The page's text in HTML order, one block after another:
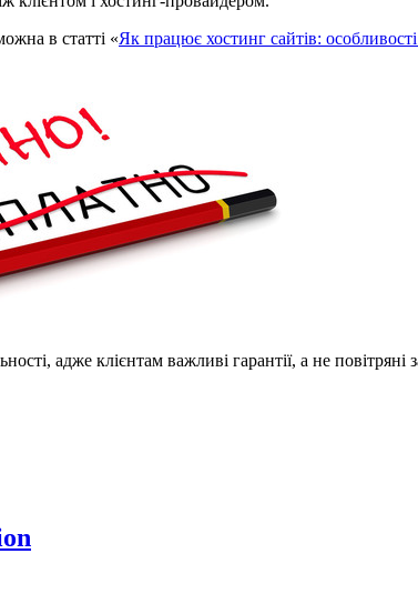
в статті «Як працює хостинг сайтів:
адже клієнтам важливі гарантії, а не